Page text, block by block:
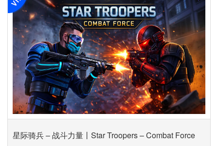
星际骑兵 – 战斗力量丨Star Troopers – Combat Force